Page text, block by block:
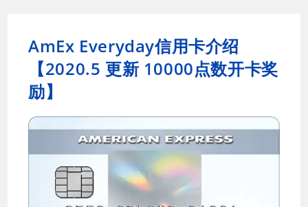
AmEx Everyday信用卡介绍
【2020.5 更新 10000点数开卡奖
励】